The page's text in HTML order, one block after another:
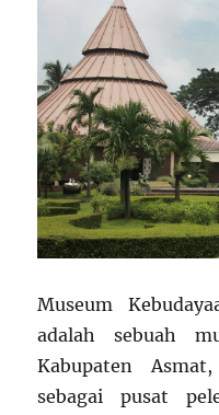
Museum
adalah sebuah
Kabupaten
sebagai pusat